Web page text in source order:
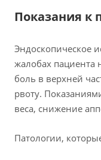
Показания к
Эндоскопическое
жалобах пациента
боль в верхней
рвоту.
веса, снижение
Патологии,